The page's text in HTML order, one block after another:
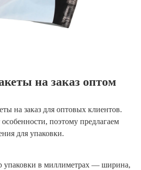
на заказ оптом
на заказ для оптовых клиентов.
поэтому предлагаем
для упаковки.
упаковки в миллиметрах — ширина,